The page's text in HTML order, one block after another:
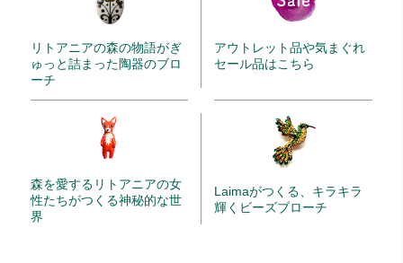
リトアニアの森の物語がぎ
ゅっと詰まった陶器のブロ
ーチ
アウトレット品や気まぐれ
セール品はこちら
森を愛するリトアニアの女
性たちがつくる神秘的な世
界
Laimaがつくる、キラキラ
輝くビーズブローチ